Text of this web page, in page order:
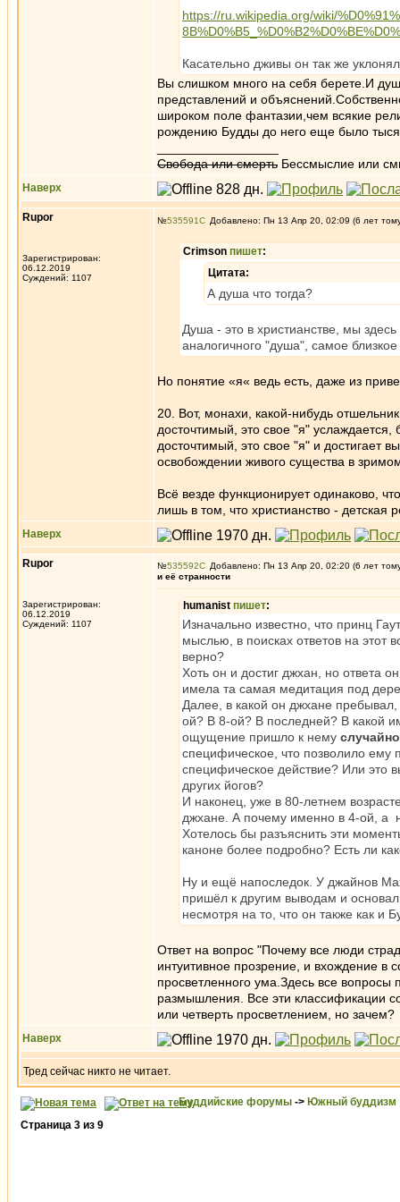
https://ru.wikipedia.org/wiki/
Касательно дживы он так же
Вы слишком много на себя берете.И
представлений и
широком поле фантазии,чем всякие
рождению Будды до него еще было
Свобода или смерть Бессмыслие или
Наверх
Rupor
Зарегистрирован:
06.12.2019
Суждений: 1107
№535591 Добавлено: Пн 13 Апр 20, 02:09 (6 лет
Crimson пишет:
Цитата:
А душа что тогда?
Душа - это в христианстве, мы
аналогичного "душа", самое
Но понятие «я« ведь есть, даже из
20. Вот, монахи, какой-нибудь
досточтимый, это свое "я"
досточтимый, это свое "я" и достигает
освобождении живого существа в
Всё везде функционирует одинаково,
лишь в том, что христианство -
Наверх
Rupor
Зарегистрирован:
06.12.2019
Суждений: 1107
№535592
Добавлено: Пн 13 Апр 20, 02:20 (6 лет
и её странности
humanist пишет:
Изначально известно, что принц
мыслью, в поисках ответов на этот
верно?
Хоть он и достиг джхан, но ответа
имела та самая медитация под
Далее, в какой он джхане пребывал,
ой? В 8-ой? В последней? В какой
ощущение пришло к нему случайно
специфическое, что позволило ему
специфическое действие? Или это
других йогов?
И наконец, уже в 80-летнем
джхане. А почему именно в 4-ой, а
Хотелось бы разъяснить эти
каноне более подробно? Есть ли
Ну и ещё напоследок. У джайнов
пришёл к другим выводам и
несмотря на то, что он также как и
Ответ на вопрос "Почему все люди
интуитивное прозрение, и вхождение в
просветленного ума.Здесь все
размышления. Все эти классификации
или четверть просветлением, но зачем?
Наверх
Тред сейчас никто не читает.
Буддийские форумы -> Южный буддизм
Страница 3 из 9